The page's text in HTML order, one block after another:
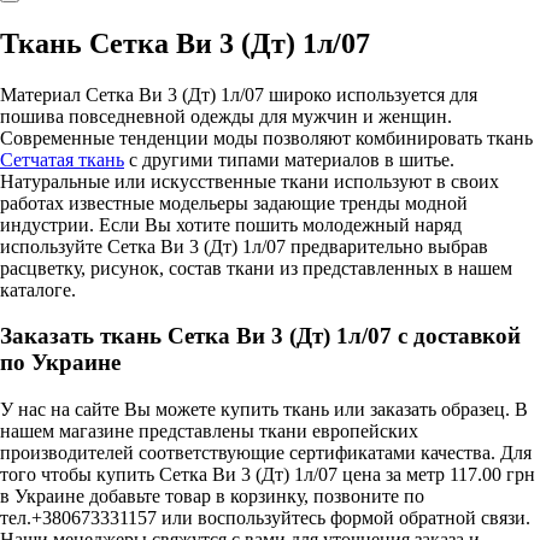
Ткань Сетка Ви 3 (Дт) 1л/07
Материал Сетка Ви 3 (Дт) 1л/07 широко используется для
пошива повседневной одежды для мужчин и женщин.
Современные тенденции моды позволяют комбинировать ткань
Сетчатая ткань с другими типами материалов в шитье.
Натуральные или искусственные ткани используют в своих
работах известные модельеры задающие тренды модной
индустрии. Если Вы хотите пошить молодежный наряд
используйте Сетка Ви 3 (Дт) 1л/07 предварительно выбрав
расцветку, рисунок, состав ткани из представленных в нашем
каталоге.
Заказать ткань Сетка Ви 3 (Дт) 1л/07 с доставкой
по Украине
У нас на сайте Вы можете купить ткань или заказать образец. В
нашем магазине представлены ткани европейских
производителей соответствующие сертификатами качества. Для
того чтобы купить Сетка Ви 3 (Дт) 1л/07 цена за метр 117.00 грн
в Украине добавьте товар в корзинку, позвоните по
тел.+380673331157 или воспользуйтесь формой обратной связи.